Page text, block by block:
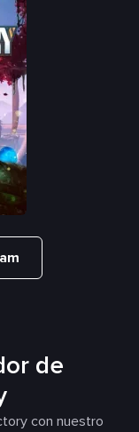
de
con nuestro